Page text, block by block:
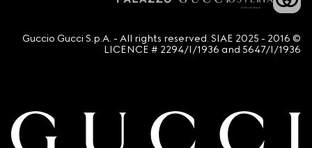
© 2016 - 2025 Guccio Gucci S.p.A. - All rights reserved. SIAE
LICENCE # 2294/I/1936 and 5647/I/1936